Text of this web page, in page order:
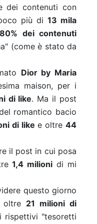
dei contenuti con
più di 13 mila
80% dei contenuti
(come è stato da
Dior by Maria
maison, per i
di like. Ma il post
romantico bacio
di like e oltre44
il post in cui posa
1,4 milioni di mi
questo giorno
21 milioni di
rispettivi "tesoretti